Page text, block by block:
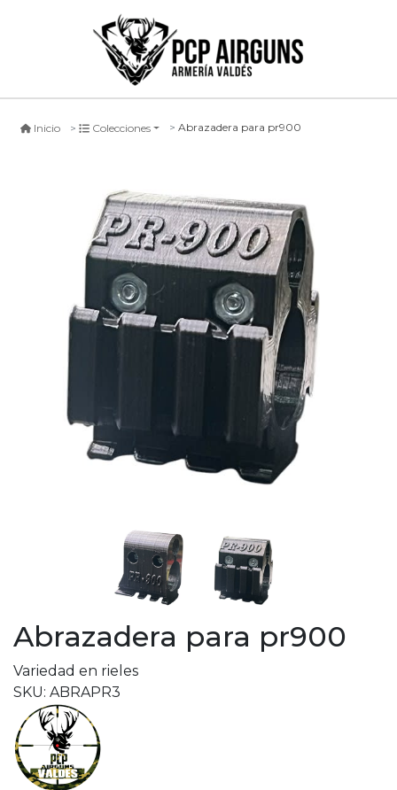
Inicio Colecciones Abrazadera para pr900
Abrazadera para pr900
Variedad en rieles
SKU: ABRAPR3